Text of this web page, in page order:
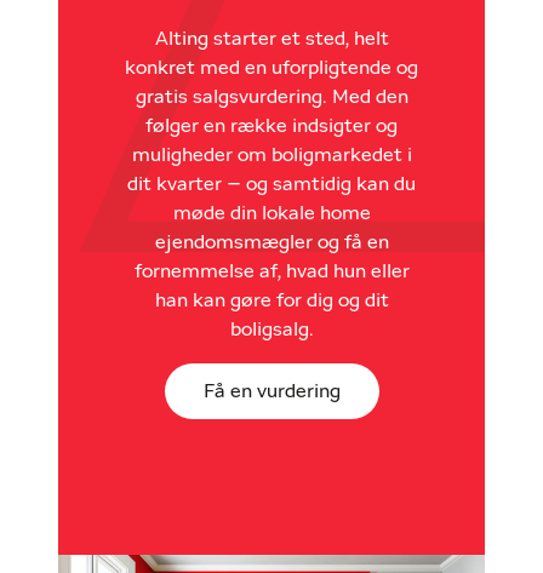
Alting starter et sted, helt
konkret med en uforpligtende og
gratis salgsvurdering. Med den
følger en række indsigter og
muligheder om boligmarkedet i
dit kvarter – og samtidig kan du
møde din lokale home
ejendomsmægler og få en
fornemmelse af, hvad hun eller
han kan gøre for dig og dit
boligsalg.
Få en vurdering